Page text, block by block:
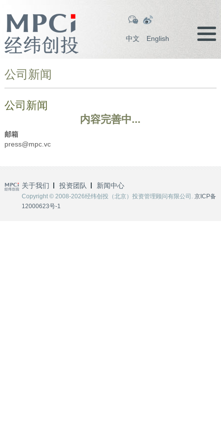
中文 English
公司新闻
公司新闻
内容完善中...
邮箱
press@mpc.vc
关于我们 投资团队 新闻中心
Copyright © 2008-2026经纬创投（北京）投资管理顾问有限公司. 京ICP备
12000623号-1